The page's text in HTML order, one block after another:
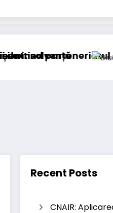
european
Blue River:
Recent Posts
CNAIR: